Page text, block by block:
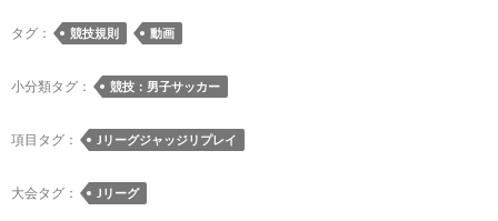
e
b
o
o
k
es
k
y
ds
n
タグ： 競技規則 動画
小分類タグ： 競技：男子サッカー
項目タグ： Jリーグジャッジリプレイ
大会タグ： Jリーグ